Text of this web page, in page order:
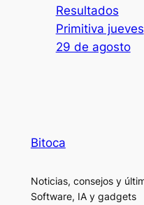
Resultados
Primitiva jueves
29 de agosto
Bitoca
Noticias, consejos y
Software, IA y gadgets